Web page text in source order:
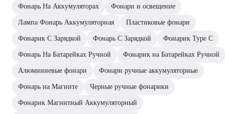
Фонарь На Аккумуляторах Фонари и освещение
Лампа Фонарь Аккумуляторная Пластиковые фонари
Фонарик С Зарядкой Фонарь С Зарядкой Фонарик Type C
Фонарь На Батарейках Ручной Фонарик на Батарейках Ручной
Алюминиевые фонари Фонари ручные аккумуляторные
Фонарь на Магните Черные ручные фонарики
Фонарик Магнитный Аккумуляторный